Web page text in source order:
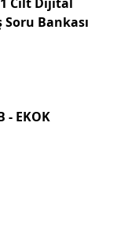
Soru Bankası
- EKOK